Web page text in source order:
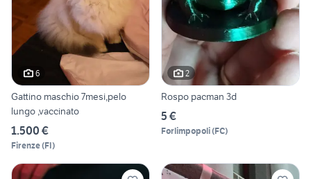
6
Gattino maschio 7mesi,pelo
lungo ,vaccinato
1.500 €
Firenze(FI)
2
Rospo pacman 3d
5 €
Forlimpopoli(FC)